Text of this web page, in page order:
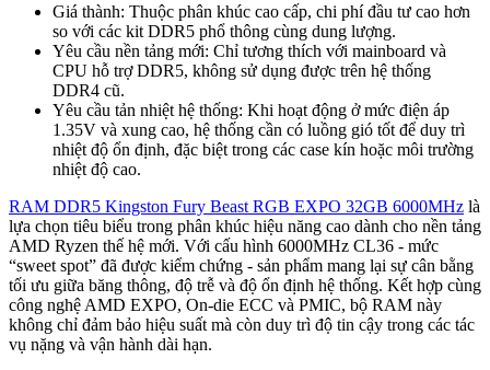
Giá thành: Thuộc phân khúc cao cấp, chi phí đầu tư cao hơn
so với các kit DDR5 phổ thông cùng dung lượng.
Yêu cầu nền tảng mới: Chỉ tương thích với mainboard và
CPU hỗ trợ DDR5, không sử dụng được trên hệ thống
DDR4 cũ.
Yêu cầu tản nhiệt hệ thống: Khi hoạt động ở mức điện áp
1.35V và xung cao, hệ thống cần có luồng gió tốt để duy trì
nhiệt độ ổn định, đặc biệt trong các case kín hoặc môi trường
nhiệt độ cao.
RAM DDR5 Kingston Fury Beast RGB EXPO 32GB 6000MHz là
lựa chọn tiêu biểu trong phân khúc hiệu năng cao dành cho nền tảng
AMD Ryzen thế hệ mới. Với cấu hình 6000MHz CL36 - mức
“sweet spot” đã được kiểm chứng - sản phẩm mang lại sự cân bằng
tối ưu giữa băng thông, độ trễ và độ ổn định hệ thống. Kết hợp cùng
công nghệ AMD EXPO, On-die ECC và PMIC, bộ RAM này
không chỉ đảm bảo hiệu suất mà còn duy trì độ tin cậy trong các tác
vụ nặng và vận hành dài hạn.